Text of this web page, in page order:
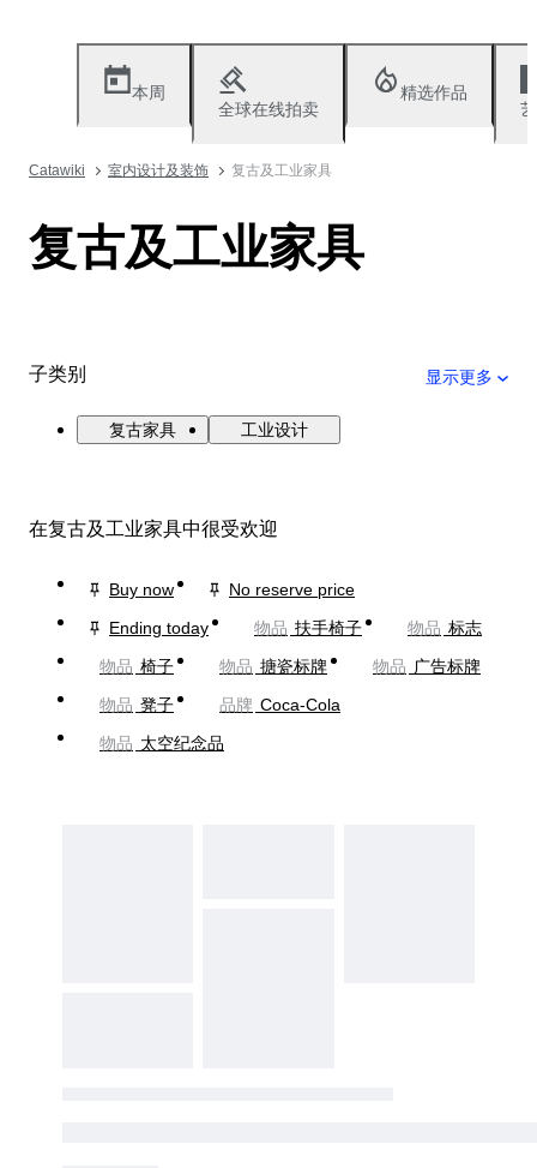
本周
全球在线拍卖
精选作品
Catawiki 室内设计及装饰 复古及工业家具
复古及工业家具
子类别 显示更多
复古家具 工业设计
在复古及工业家具中很受欢迎
Buy now
No reserve price
Ending today
物品 扶手椅子 物品 标志
物品 椅子 物品 搪瓷标牌 物品 广告标牌
物品 凳子 品牌 Coca-Cola
物品 太空纪念品